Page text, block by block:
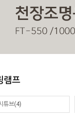
램프
튜브(4)